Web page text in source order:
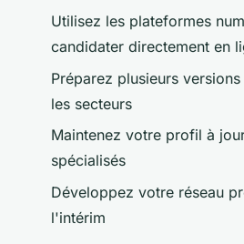
Utilisez les plateformes
candidater directement en
Préparez plusieurs
les secteurs
Maintenez votre profil à
spécialisés
Développez votre réseau
l'intérim